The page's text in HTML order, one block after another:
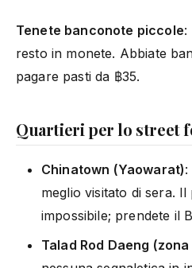
Tenete banconote piccole:
resto in monete. Abbiate
pagare pasti da ฿35.
Quartieri per lo street
Chinatown (Yaowarat):
meglio visitato di sera. Il
impossibile; prendete il
Talad Rod Daeng (zona